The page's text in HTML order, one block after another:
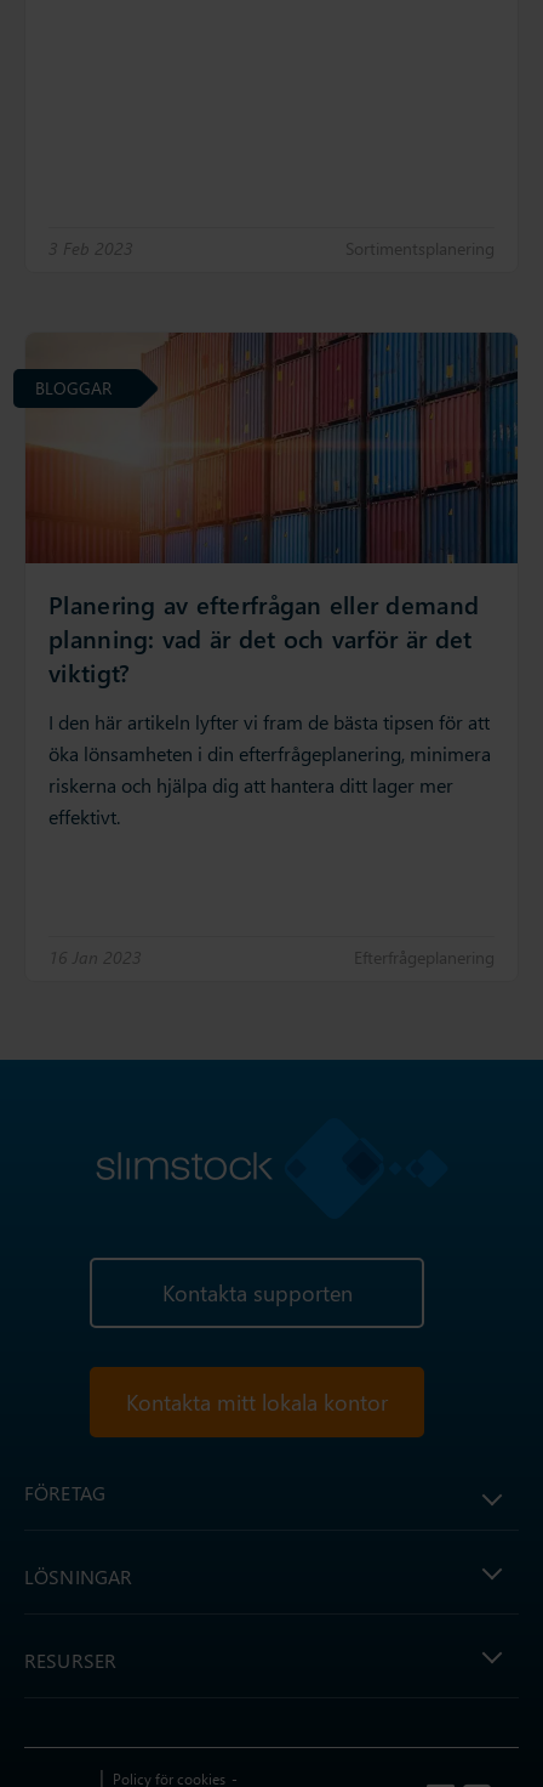
3 Feb 2023 Sortimentsplanering
Planering av efterfrågan eller demand
planning: vad är det och varför är det
viktigt?
I den här artikeln lyfter vi fram de bästa tipsen för att
öka lönsamheten i din efterfrågeplanering, minimera
riskerna och hjälpa dig att hantera ditt lager mer
effektivt.
16 Jan 2023 Efterfrågeplanering
BLOGGAR
Kontakta supporten
Kontakta mitt lokala kontor
FÖRETAG
LÖSNINGAR
RESURSER
Policy för cookies